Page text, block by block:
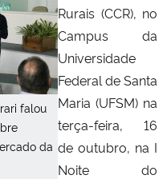
Humanos
falou
da
Rurais (CCR), no
Campus da
Universidade
Federal de Santa
Maria (UFSM) na
terça-feira, 16
de outubro, na I
Noite do